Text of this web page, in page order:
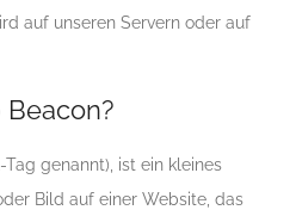
auf unseren Servern oder auf
Beacon?
genannt), ist ein kleines
Bild auf einer Website, das